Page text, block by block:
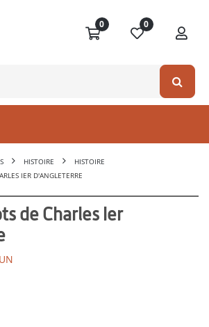
0 0
HISTOIRE
HISTOIRE
IER D'ANGLETERRE
de Charles Ier